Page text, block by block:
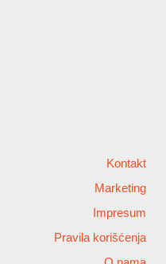
Kontakt
Marketing
Impresum
Pravila korišćenja